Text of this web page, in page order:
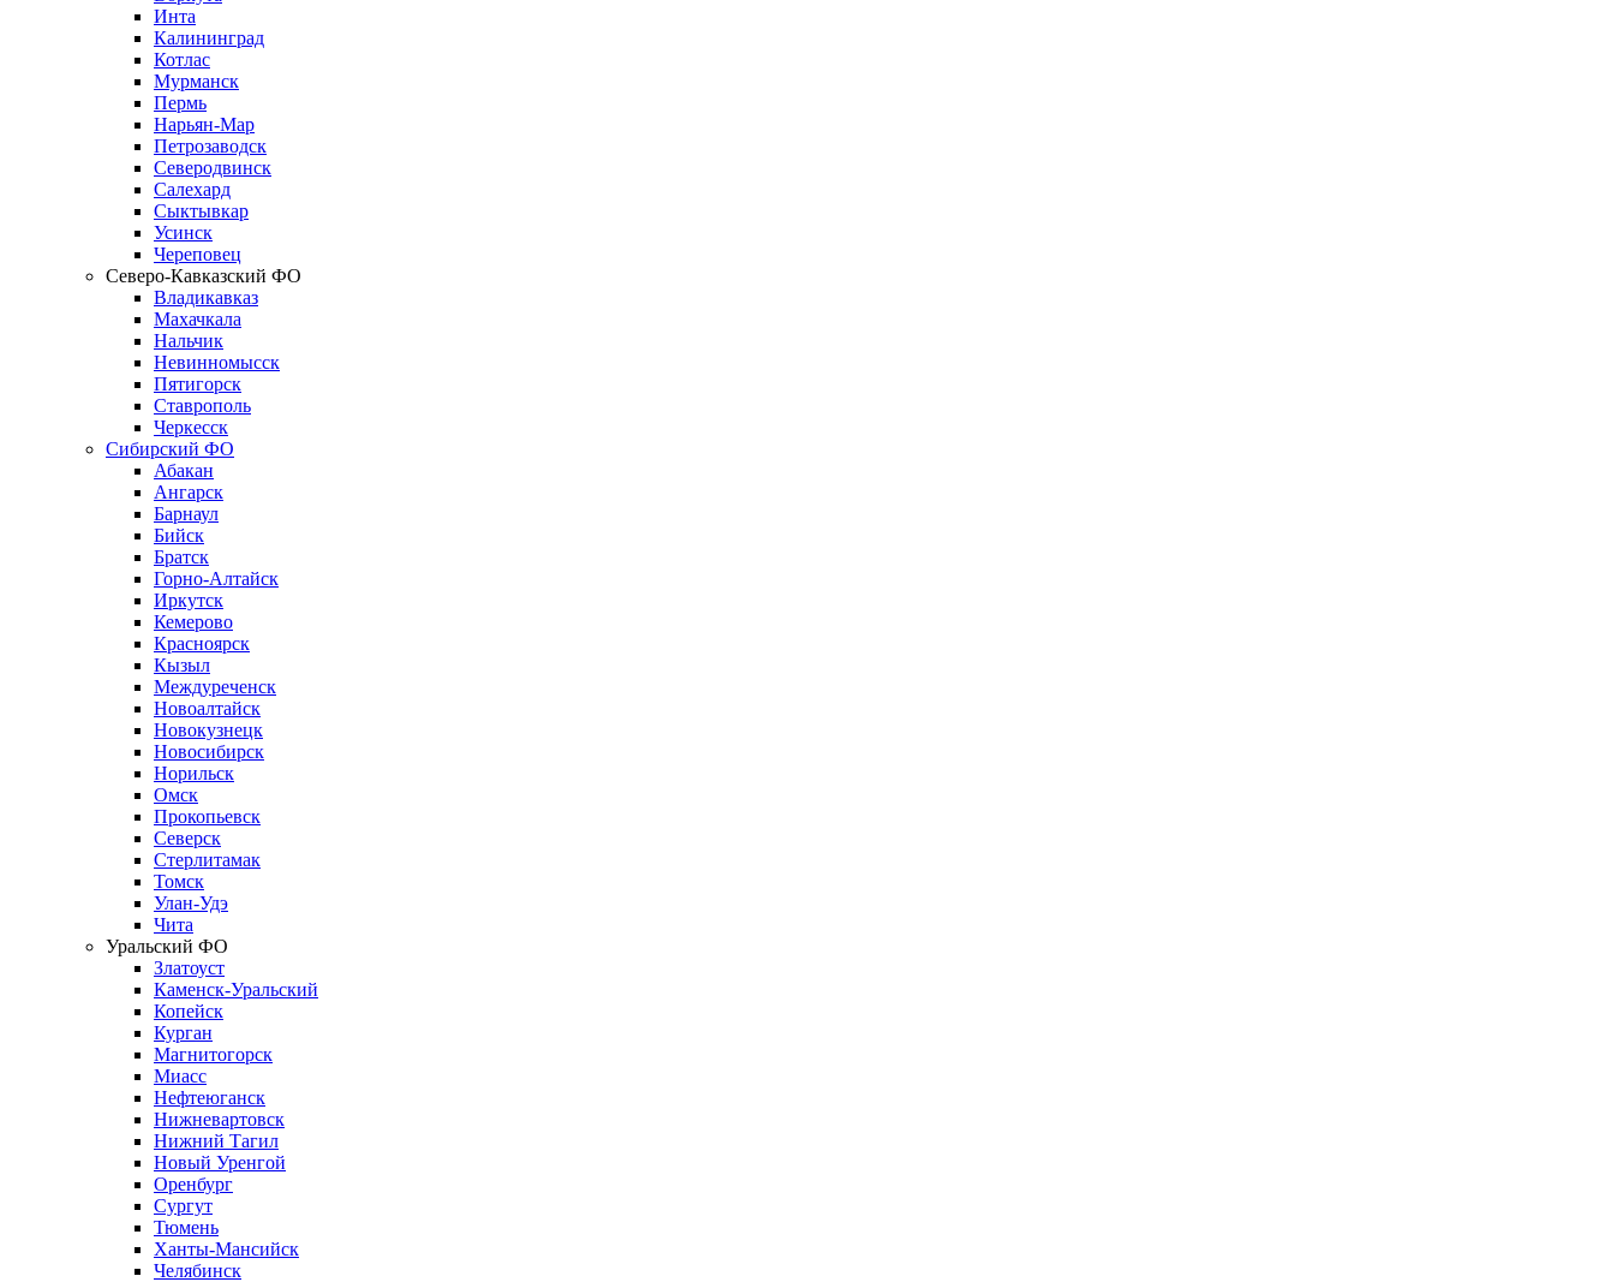
Инта
Калининград
Котлас
Мурманск
Пермь
Нарьян-Мар
Петрозаводск
Северодвинск
Салехард
Сыктывкар
Усинск
Череповец
Северо-Кавказский ФО
Владикавказ
Махачкала
Нальчик
Невинномысск
Пятигорск
Ставрополь
Черкесск
Сибирский ФО
Абакан
Ангарск
Барнаул
Бийск
Братск
Горно-Алтайск
Иркутск
Кемерово
Красноярск
Кызыл
Междуреченск
Новоалтайск
Новокузнецк
Новосибирск
Норильск
Омск
Прокопьевск
Северск
Стерлитамак
Томск
Улан-Удэ
Чита
Уральский ФО
Златоуст
Каменск-Уральский
Копейск
Курган
Магнитогорск
Миасс
Нефтеюганск
Нижневартовск
Нижний Тагил
Новый Уренгой
Оренбург
Сургут
Тюмень
Ханты-Мансийск
Челябинск